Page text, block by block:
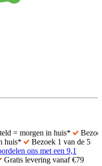
in huis*
Bezoek 1 van
huis*
Bezoek 1 van de 5
ons met een 9,1
Gratis levering vanaf €79